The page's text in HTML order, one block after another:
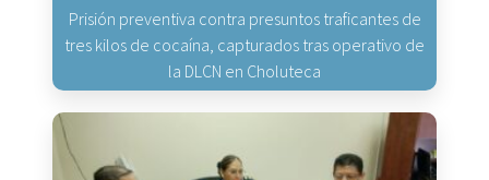
Prisión preventiva contra presuntos traficantes de
tres kilos de cocaína, capturados tras operativo de
la DLCN en Choluteca